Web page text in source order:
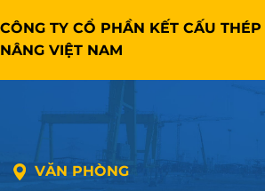
CÔNG TY CỔ PHẦN KẾT CẤU
NÂNG VIỆT NAM
VĂN PHÒNG